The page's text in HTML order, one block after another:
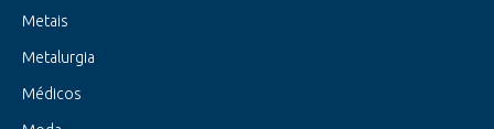
Metais
Metalurgia
Médicos